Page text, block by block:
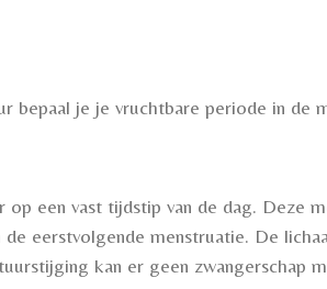
bepaal je je vruchtbare periode in de
een vast tijdstip van de dag. Deze
eerstvolgende menstruatie. De
kan er geen zwangerschap